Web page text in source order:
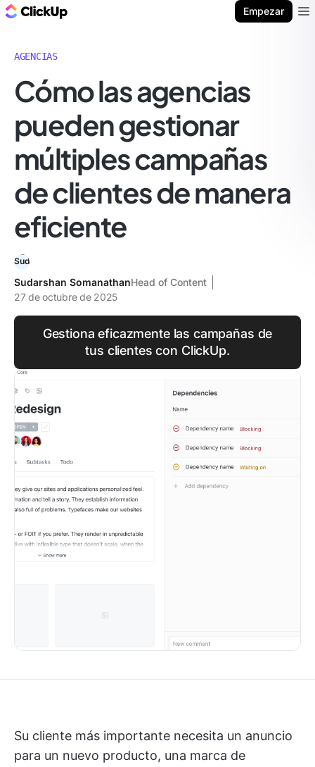
Empezar
AGENCIAS
Cómo las agencias
pueden gestionar
múltiples campañas
de clientes de manera
eficiente
Sudarshan SomanathanHead of Content
27 de octubre de 2025
Gestiona eficazmente las campañas de
tus clientes con ClickUp.
Su cliente más importante necesita un anuncio
para un nuevo producto, una marca de